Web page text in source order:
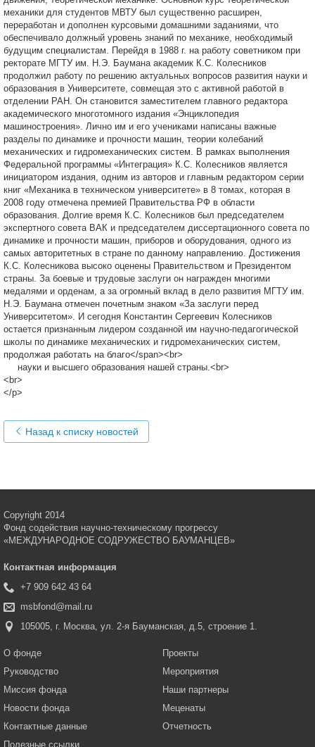
механики для студентов МВТУ был существенно расширен,
переработан и дополнен курсовыми домашними заданиями, что
обеспечивало должный уровень знаний по механике, необходимый
будущим специалистам. Перейдя в 1988 г. на работу советником при
ректорате МГТУ им. Н.Э. Баумана академик К.С. Колесников
продолжил работу по решению актуальных вопросов развития науки и
образования в Университете, совмещая это с активной работой в
отделении РАН. Он становится заместителем главного редактора
академического многотомного издания «Энциклопедия
машиностроения». Лично им и его учениками написаны важные
разделы по динамике и прочности машин, теории колебаний
механических и гидромеханических систем. В рамках выполнения
Федеральной программы «Интеграция» К.С. Колесников является
инициатором издания, одним из авторов и главным редактором серии
книг «Механика в техническом университете» в 8 томах, которая в
2008 году отмечена премией Правительства РФ в области
образования. Долгие время К.С. Колесников был председателем
экспертного совета ВАК и председателем диссертационного совета по
динамике и прочности машин, приборов и оборудования, одного из
самых авторитетных в стране по данному направлению. Достижения
К.С. Колесникова высоко оценены Правительством и Президентом
страны. За боевые и трудовые заслуги он награжден многими
медалями и орденам, а за огромный вклад в дело развития МГТУ им.
Н.Э. Баумана отмечен почетным знаком «За заслуги перед
Университетом». И сегодня Константин Сергеевич Колесников
остается признанным лидером созданной им научно-педагогической
школы по динамике механических и гидромеханических систем,
продолжая работать на благо</span><br>
науки и высшего образования нашей страны.<br>
<br>
</p>
Назад к списку новостей
Copyright 2014
Фонд содействия научно-техническому прогрессу
«МЕЖДУНАРОДНОЕ СОДРУЖЕСТВО БАУМАНЦЕВ»
Контактная информация
+7 909 642 43 64
msbfond@mail.ru
105005, г. Москва, ул. 2-я Бауманская, д.5, строение 1.
О фонде
Руководство
Миссия фонда
Новости фонда
Контактные данные
Полезные ссылки
Проекты
Мероприятия
Наши партнеры
Меценаты
Отчетность